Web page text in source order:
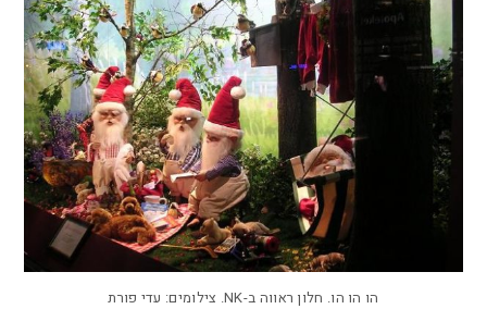
הו הו הו. חלון ראווה ב-NK. צילומים: עדי פורת